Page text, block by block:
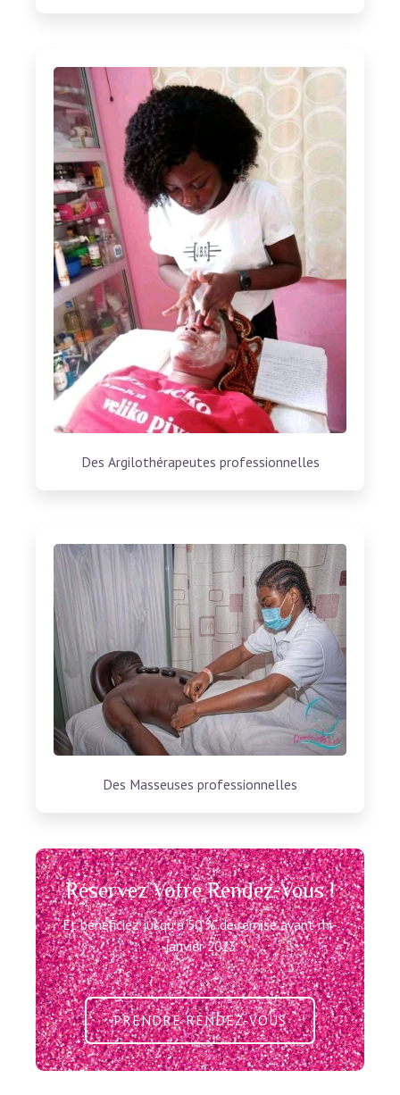
Des Argilothérapeutes professionnelles
Des Masseuses professionnelles
Réservez Votre Rendez-Vous !
Et bénéficiez jusqu’à 50 % de remise avant mi-
janvier 2023
PRENDRE RENDEZ-VOUS